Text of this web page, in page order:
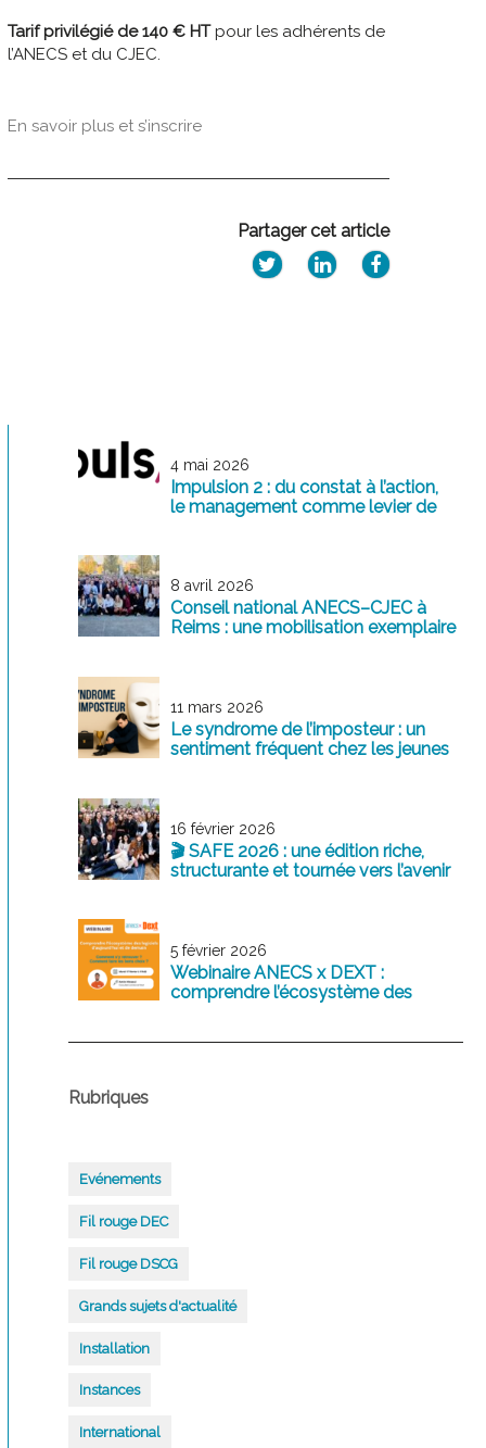
Tarif privilégié de 140 € HTpour les adhérents de
l’ANECS et du CJEC.
En savoir plus et s’inscrire
Partager cet article
4 mai 2026
Impulsion 2 : du constat à l’action,
le management comme levier de
8 avril 2026
Conseil national ANECS–CJEC à
Reims : une mobilisation exemplaire
11 mars 2026
Le syndrome de l’imposteur : un
sentiment fréquent chez les jeunes
16 février 2026
🎬 SAFE 2026 : une édition riche,
structurante et tournée vers l’avenir
5 février 2026
Webinaire ANECS x DEXT :
comprendre l’écosystème des
Rubriques
Evénements
Fil rouge DEC
Fil rouge DSCG
Grands sujets d'actualité
Installation
Instances
International